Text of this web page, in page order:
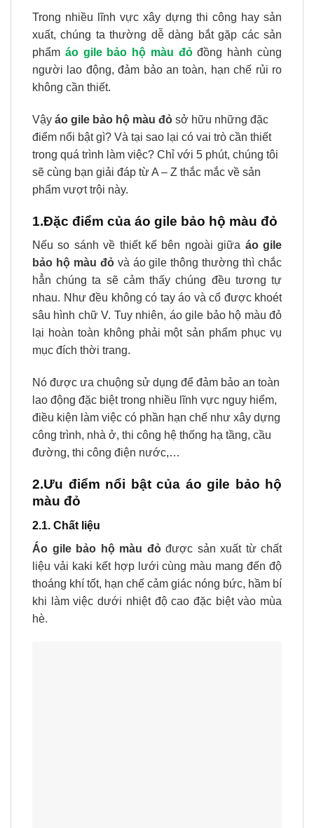
Trong nhiều lĩnh vực xây dựng thi công hay sản
xuất, chúng ta thường dễ dàng bắt gặp các sản
phẩm áo gile bảo hộ màu đỏđồng hành cùng
người lao động, đảm bảo an toàn, hạn chế rủi ro
không cần thiết.
Vậy áo gile bảo hộ màu đỏ sở hữu những đặc
điểm nổi bật gì? Và tại sao lại có vai trò cần thiết
trong quá trình làm việc? Chỉ với 5 phút, chúng tôi
sẽ cùng bạn giải đáp từ A – Z thắc mắc về sản
phẩm vượt trội này.
1.Đặc điểm của áo gile bảo hộ màu đỏ
Nếu so sánh về thiết kế bên ngoài giữa áo gile
bảo hộ màu đỏvà áo gile thông thường thì chắc
hẳn chúng ta sẽ cảm thấy chúng đều tương tự
nhau. Như đều không có tay áo và cổ được khoét
sâu hình chữ V. Tuy nhiên, áo gile bảo hộ màu đỏ
lại hoàn toàn không phải một sản phẩm phục vụ
mục đích thời trang.
Nó được ưa chuộng sử dụng để đảm bảo an toàn
lao động đặc biệt trong nhiều lĩnh vực nguy hiểm,
điều kiện làm việc có phần hạn chế như xây dựng
công trình, nhà ở, thi công hệ thống hạ tầng, cầu
đường, thi công điện nước,…
2.Ưu điểm nổi bật của áo gile bảo hộ
màu đỏ
2.1. Chất liệu
Áo gile bảo hộ màu đỏ được sản xuất từ chất
liệu vải kaki kết hợp lưới cùng màu mang đến độ
thoáng khí tốt, hạn chế cảm giác nóng bức, hầm bí
khi làm việc dưới nhiệt độ cao đặc biệt vào mùa
hè.